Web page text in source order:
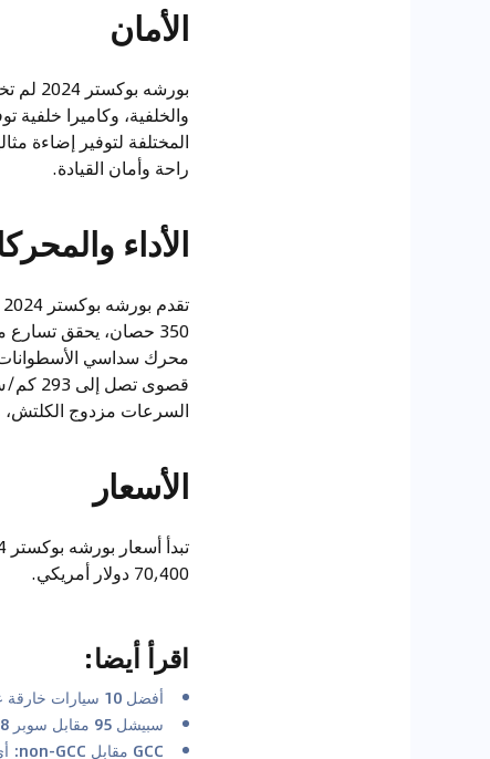
الأمان
والخلفية، وكاميرا خلفية
المختلفة لتوفير إضاءة
راحة وأمان القيادة.
الأداء
قصوى
السرعات مزدوج الكلتش،
الأسعار
70,400 دولار أمريكي.
اقرأ أيضا:
أفضل 10 سيارات خارقة على مر التاريخ
سبيشل 95 مقابل سوبر 98: فهم نوع الوقود الذي تحتاجه سيارتك في الإمارات العربية المتحدة
GCC مقابل non-GCC: أي المواصفات أفضل؟